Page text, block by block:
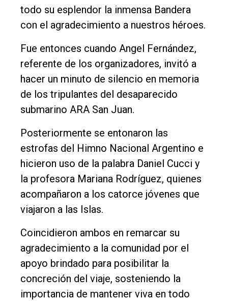
todo su esplendor la inmensa Bandera
con el agradecimiento a nuestros héroes.
Fue entonces cuando Angel Fernández,
referente de los organizadores, invitó a
hacer un minuto de silencio en memoria
de los tripulantes del desaparecido
submarino ARA San Juan.
Posteriormente se entonaron las
estrofas del Himno Nacional Argentino e
hicieron uso de la palabra Daniel Cucci y
la profesora Mariana Rodríguez, quienes
acompañaron a los catorce jóvenes que
viajaron a las Islas.
Coincidieron ambos en remarcar su
agradecimiento a la comunidad por el
apoyo brindado para posibilitar la
concreción del viaje, sosteniendo la
importancia de mantener viva en todo